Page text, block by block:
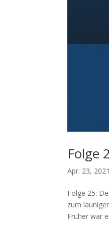
Folge
Apr. 23, 2021
Folge 25:
zum
Früher war